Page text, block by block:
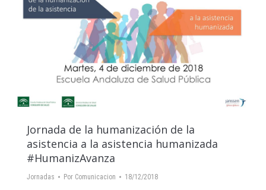
Jornada de la humanización de la
asistencia a la asistencia humanizada
#HumanizAvanza
Jornadas Por Comunicacion 18/12/2018